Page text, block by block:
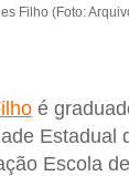
Filho (Foto:
é
Estadual
Escola